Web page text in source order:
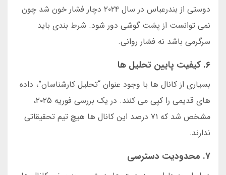
دوستی از بندرعباس در سال ۲۰۲۴ دچار فشار خون شد چون
نمی توانست از پشت گوشی دور شود. شرط بندی باید
سرگرمی باشد نه فشار روانی.
۶. کیفیت پایین تحلیل ها
بسیاری از کانال ها با وجود عنوان “تحلیل کارشناسان”، داده
های قدیمی را کپی می کنند. در یک بررسی فوریه ۲۰۲۵،
مشخص شد که ۷۱ درصد این کانال ها هیچ تیم تحقیقاتی
ندارند.
۷. محدودیت دسترسی